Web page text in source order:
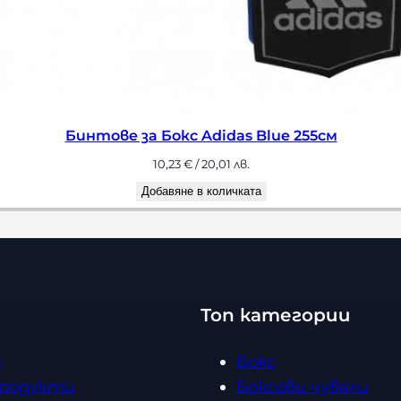
за Бокс Adidas Blue 255см
/ 20,01 лв.
Добавяне в количката
Топ категории
Бокс
Боксови чували